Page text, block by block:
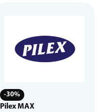
-30%
Pilex MAX